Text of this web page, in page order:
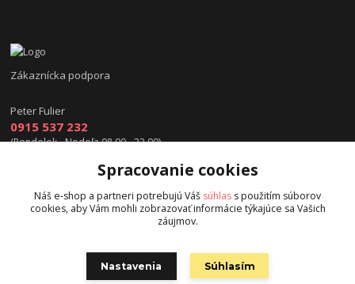
Zákaznícka podpora
Peter Fulier
0915 537 232
(Pondelok - Nedeľa 08.00 - 22.00)
info@hokejexpert.sk
Spracovanie cookies
Náš e-shop a partneri potrebujú Váš súhlas s použitím súborov
cookies, aby Vám mohli zobrazovať informácie týkajúce sa Vašich
záujmov.
Nastavenia Súhlasím